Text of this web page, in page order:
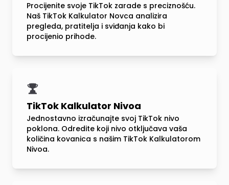
Procijenite svoje TikTok zarade s preciznošću.
Naš TikTok Kalkulator Novca analizira
pregleda, pratitelja i sviđanja kako bi
procijenio prihode.
TikTok Kalkulator Nivoa
Jednostavno izračunajte svoj TikTok nivo
poklona. Odredite koji nivo otključava vaša
količina kovanica s našim TikTok Kalkulatorom
Nivoa.